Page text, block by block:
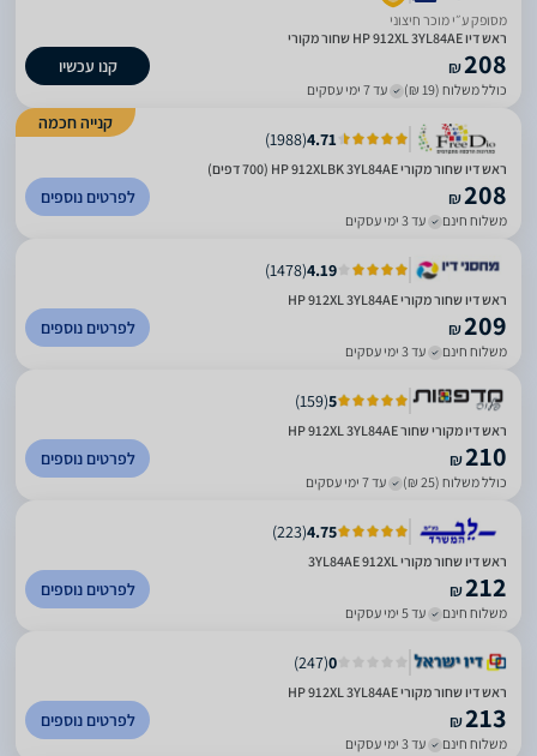
מסופק ע״י מוכר חיצוני
ראש דיו HP 912XL 3YL84AE שחור מקורי
₪208
כולל משלוח (19 ₪) עד 7 ימי עסקים
קנו עכשיו
קנייה חכמה
4.71
(
1988
)
ראש דיו שחור מקורי HP 912XLBK 3YL84AE (700 דפים)
₪208
משלוח חינם עד 3 ימי עסקים
לפרטים נוספים
4.19
(
1478
)
ראש דיו שחור מקורי HP 912XL 3YL84AE
₪209
משלוח חינם עד 3 ימי עסקים
לפרטים נוספים
5
(
159
)
‏ראש דיו מקורי שחור HP 912XL 3YL84AE
₪210
כולל משלוח (25 ₪) עד 7 ימי עסקים
לפרטים נוספים
4.75
(
223
)
ראש דיו שחור מקורי 3YL84AE 912XL
₪212
משלוח חינם עד 5 ימי עסקים
לפרטים נוספים
0
(
247
)
‏ראש דיו שחור מקורי HP 912XL 3YL84AE
₪213
משלוח חינם עד 3 ימי עסקים
לפרטים נוספים